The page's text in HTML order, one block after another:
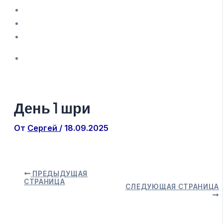
День 1 шри
От Сергей / 18.09.2025
ПРЕДЫДУЩАЯ
СТРАНИЦА
СЛЕДУЮЩАЯ СТРАНИЦА